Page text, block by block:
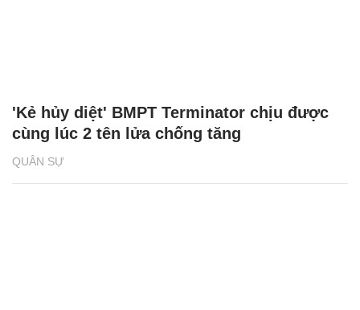
QUÂN SỰ
'Kẻ hủy diệt' BMPT Terminator chịu được
cùng lúc 2 tên lửa chống tăng